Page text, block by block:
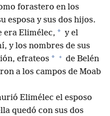
forastero en los
esposa y sus dos hijos.
era Elimélec, * y el
y los nombres de sus
efrateos * + de Belén
a los campos de Moab
Elimélec el esposo
quedó con sus dos